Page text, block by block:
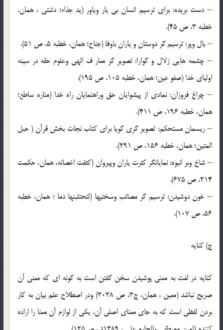
– دست بريده: براي ترسيم انسان بي يار وياور (يد جذاء؛ دشتي ، همان،
خطبه 3، ص 45).
– بال وپر: ترسيم گر دوستان و ياران باوفا (جناح؛ همان، خطبه 5، ص 51).
– چشمه هايي زلال و گوارا: تصوير گر معار ف الهي وعلوم حقه در سينه
اولياي خدا (صفو عين؛ همان، خطبه 105، ص 195).
– چراغ فروزان: نمادي از پيشوايان حق وراهنمايان راه خدا (مناره ساطع؛
همان، خطبه 196، ص 411).
– ريسمان مستحکم: تصوير گري گويا براي کتاب نجات بخش قرآن ( حبل
المتين؛ همان، خطبه 156، ص 291).
– شاخ وبر انبوه: نمايانگر کثرت ياران وپيروان (کثفت اغصانه، همان، حکمت
214، ص 675).
– خون دوشيدن: ترسيم گر مصائب وسختيها (لتحتلبنها دما ؛ همان، خطبه
56، ص 107).
ج) کنايه
کنايه در لغت به معني پوشيدن سخن گفتن است به گونه اي که معني آن
صريح نباشد (معين ، همان، ج3، ص 3038) ودر اصطلاح علم بيان به کار
بردن لفظي است که به جاي معناي اصلي آن، يکي از لوازم آن معنا را اراده